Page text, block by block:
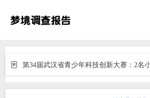
第34届武汉省青少年科技创新大赛：2名小学